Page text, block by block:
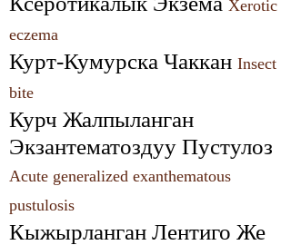
Xerotic
eczema
Курт-Кумурска Чаккан Insect
bite
Курч Жалпыланган
Acute generalized exanthematous
pustulosis
Кыжырланган Лентиго Же